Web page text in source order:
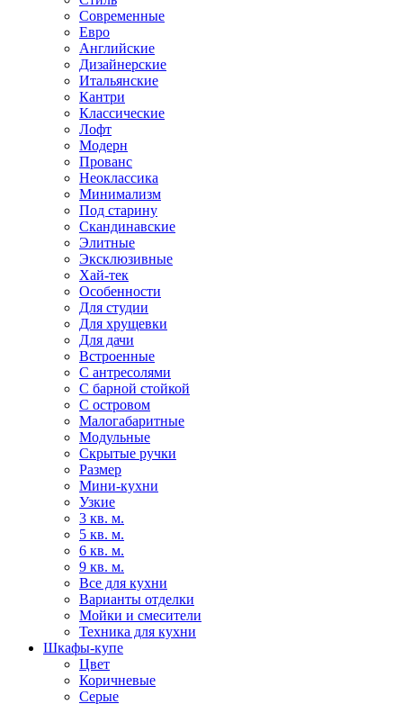
Современные
Евро
Английские
Дизайнерские
Итальянские
Кантри
Классические
Лофт
Модерн
Прованс
Неоклассика
Минимализм
Под старину
Скандинавские
Элитные
Эксклюзивные
Хай-тек
Особенности
Для студии
Для хрущевки
Для дачи
Встроенные
С антресолями
С барной стойкой
С островом
Малогабаритные
Модульные
Скрытые ручки
Размер
Мини-кухни
Узкие
3 кв. м.
5 кв. м.
6 кв. м.
9 кв. м.
Все для кухни
Варианты отделки
Мойки и смесители
Техника для кухни
Шкафы-купе
Цвет
Коричневые
Серые